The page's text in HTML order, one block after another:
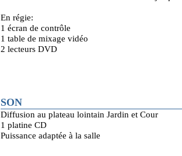
En régie:
1 écran de contrôle
1 table de mixage vidéo
2 lecteurs DVD
SON
Diffusion au plateau lointain Jardin et Cour
1 platine CD
Puissance adaptée à la salle